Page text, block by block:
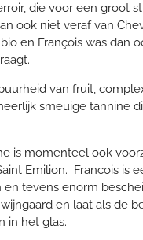
die voor een groot
ook niet veraf van
en François was dan
van fruit,
smeuige tannine
is momenteel ook
Emilion. Francois is
en tevens enorm
en laat als de
in het glas.